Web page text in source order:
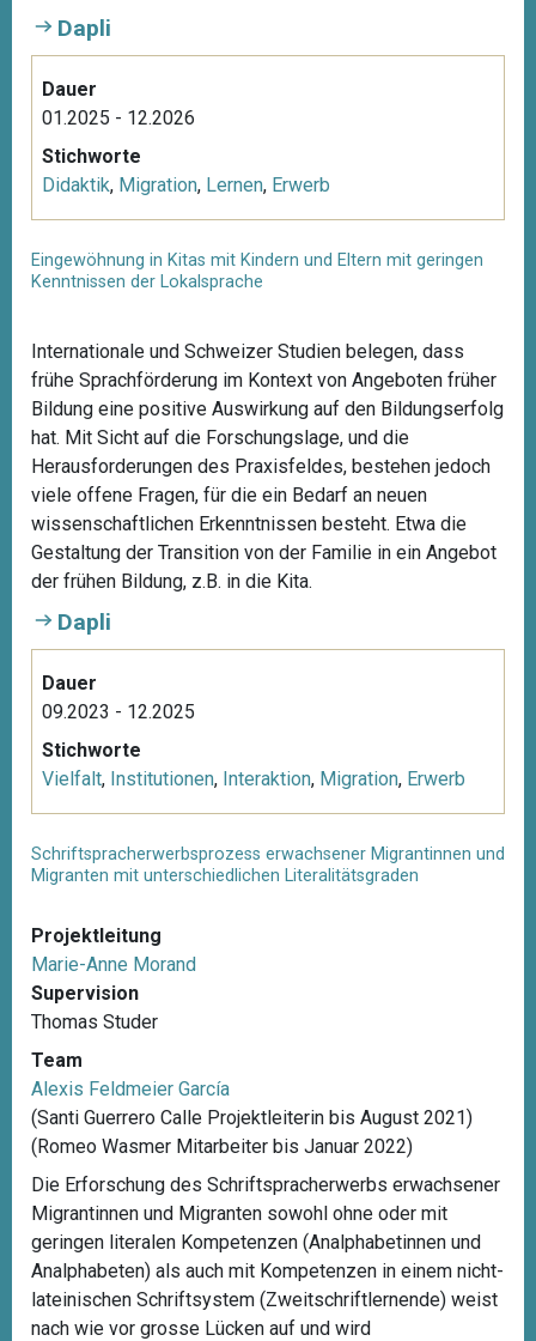
Dapli
Dauer
01.2025 - 12.2026
Stichworte
Didaktik, Migration, Lernen, Erwerb
Eingewöhnung in Kitas mit Kindern und Eltern mit geringen
Kenntnissen der Lokalsprache
Internationale und Schweizer Studien belegen, dass
frühe Sprachförderung im Kontext von Angeboten früher
Bildung eine positive Auswirkung auf den Bildungserfolg
hat. Mit Sicht auf die Forschungslage, und die
Herausforderungen des Praxisfeldes, bestehen jedoch
viele offene Fragen, für die ein Bedarf an neuen
wissenschaftlichen Erkenntnissen besteht. Etwa die
Gestaltung der Transition von der Familie in ein Angebot
der frühen Bildung, z.B. in die Kita.
Dapli
Dauer
09.2023 - 12.2025
Stichworte
Vielfalt, Institutionen, Interaktion, Migration, Erwerb
Schriftspracherwerbsprozess erwachsener Migrantinnen und
Migranten mit unterschiedlichen Literalitätsgraden
Projektleitung
Marie-Anne Morand
Supervision
Thomas Studer
Team
Alexis Feldmeier García
(Santi Guerrero Calle Projektleiterin bis August 2021)
(Romeo Wasmer Mitarbeiter bis Januar 2022)
Die Erforschung des Schriftspracherwerbs erwachsener
Migrantinnen und Migranten sowohl ohne oder mit
geringen literalen Kompetenzen (Analphabetinnen und
Analphabeten) als auch mit Kompetenzen in einem nicht-
lateinischen Schriftsystem (Zweitschriftlernende) weist
nach wie vor grosse Lücken auf und wird